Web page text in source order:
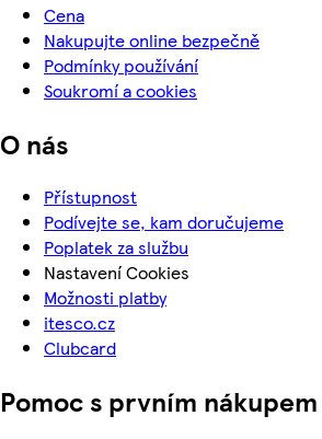
Cena
Nakupujte online bezpečně
Podmínky používání
Soukromí a cookies
O nás
Přístupnost
Podívejte se, kam doručujeme
Poplatek za službu
Nastavení Cookies
Možnosti platby
itesco.cz
Clubcard
Pomoc s prvním nákupem